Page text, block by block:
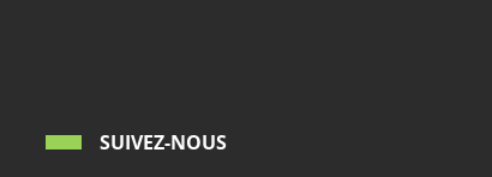
SUIVEZ-NOUS